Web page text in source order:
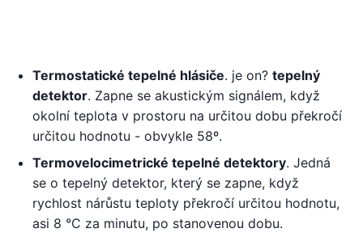
Termostatické tepelné hlásiče. je on? tepelný
detektor. Zapne se akustickým signálem, když
okolní teplota v prostoru na určitou dobu překročí
určitou hodnotu - obvykle 58º.
Termovelocimetrické tepelné detektory. Jedná
se o tepelný detektor, který se zapne, když
rychlost nárůstu teploty překročí určitou hodnotu,
asi 8 °C za minutu, po stanovenou dobu.